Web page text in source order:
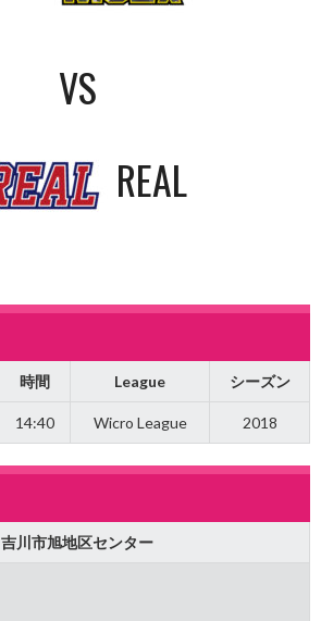
VS
REAL
時間 League シーズン
14:40 Wicro League 2018
吉川市旭地区センター